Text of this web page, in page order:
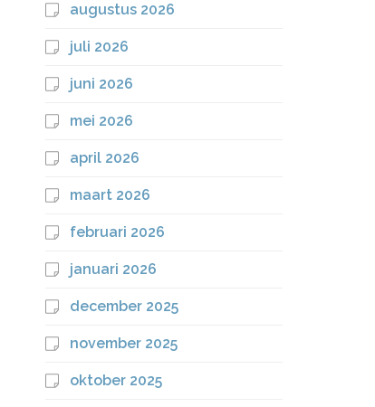
augustus 2026
juli 2026
juni 2026
mei 2026
april 2026
maart 2026
februari 2026
januari 2026
december 2025
november 2025
oktober 2025